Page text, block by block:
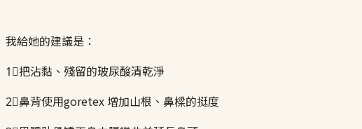
我給她的建議是：
1⃣把沾黏、殘留的玻尿酸清乾淨
2⃣鼻背使用goretex 增加山根、鼻樑的挺度